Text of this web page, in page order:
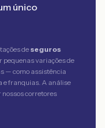
único
de seguros
pequenas variações de
— como assistência
e franquias. A análise
corretores